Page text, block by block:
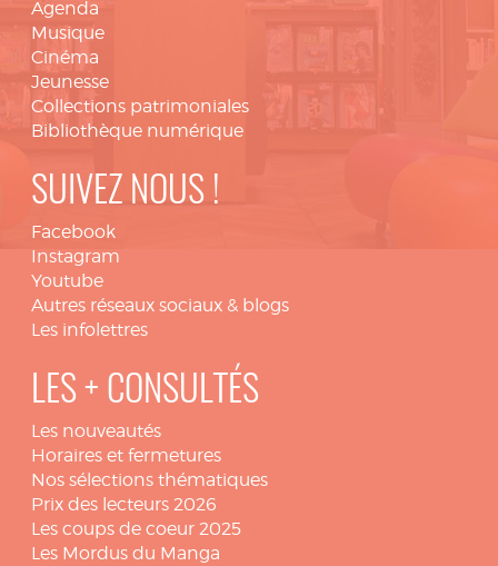
Agenda
Musique
Cinéma
Jeunesse
Collections patrimoniales
Bibliothèque numérique
SUIVEZ NOUS !
Facebook
Instagram
Youtube
Autres réseaux sociaux & blogs
Les infolettres
LES + CONSULTÉS
Les nouveautés
Horaires et fermetures
Nos sélections thématiques
Prix des lecteurs 2026
Les coups de coeur 2025
Les Mordus du Manga